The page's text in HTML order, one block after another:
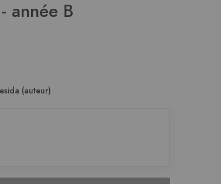
année B
(auteur)